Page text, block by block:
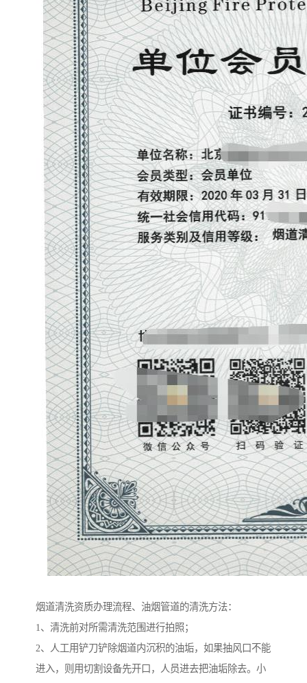
烟道清洗资质办理流程、油烟管道的清洗方法：
1、清洗前对所需清洗范围进行拍照；
2、人工用铲刀铲除烟道内沉积的油垢，如果抽风口不能
进入，则用切割设备先开口，人员进去把油垢除去。小